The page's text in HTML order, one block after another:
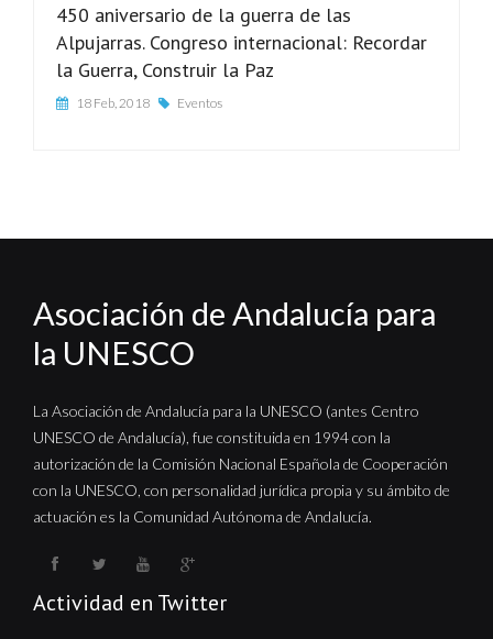
450 aniversario de la guerra de las
Alpujarras. Congreso internacional: Recordar
la Guerra, Construir la Paz
18 Feb, 2018 Eventos
Asociación de Andalucía para
la UNESCO
La Asociación de Andalucía para la UNESCO (antes Centro
UNESCO de Andalucía), fue constituida en 1994 con la
autorización de la Comisión Nacional Española de Cooperación
con la UNESCO, con personalidad jurídica propia y su ámbito de
actuación es la Comunidad Autónoma de Andalucía.
Actividad en Twitter